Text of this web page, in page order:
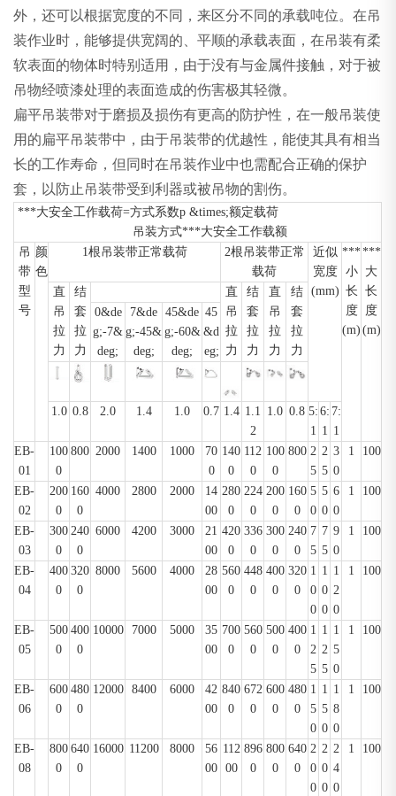
外，还可以根据宽度的不同，来区分不同的承载吨位。在吊
装作业时，能够提供宽阔的、平顺的承载表面，在吊装有柔
软表面的物体时特别适用，由于没有与金属件接触，对于被
吊物经喷漆处理的表面造成的伤害极其轻微。
扁平吊装带对于磨损及损伤有更高的防护性，在一般吊装使
用的扁平吊装带中，由于吊装带的优越性，能使其具有相当
长的工作寿命，但同时在吊装作业中也需配合正确的保护
套，以防止吊装带受到利器或被吊物的割伤。
***大安全工作载荷=方式系数p&times;额定载荷
吊装方式***大安全工作载额
吊
带
型
号
颜
色
1根吊装带正常载荷
2根吊装带正常
载荷
近似
宽度
(mm)
***
小
长
度
(m)
***
大
长
度
(m)
直
吊
拉
力
结
套
拉
力
直
吊
拉
力
结
套
拉
力
直
吊
拉
力
结
套
拉
力
0&de
g;-7&
deg;
7&de
g;-45&
deg;
45&de
g;-60&
deg;
45
&d
eg;
1.0 0.8 2.0 1.4 1.0 0.7 1.4 1.1
2
1.0 0.8 5:
1
6:
1
7:
1
EB-
01
100
0
800 2000 1400 1000
70
0
140
0
112
0
100
0
800 2
5
2
5
3
0
1 100
EB-
02
200
0
160
0
4000 2800 2000
14
00
280
0
224
0
200
0
160
0
5
0
5
0
6
0
1 100
EB-
03
300
0
240
0
6000 4200 3000
21
00
420
0
336
0
300
0
240
0
7
5
7
5
9
0
1 100
EB-
04
400
0
320
0
8000 5600 4000
28
00
560
0
448
0
400
0
320
0
1
0
0
1
0
0
1
2
0
1 100
EB-
05
500
0
400
0
10000 7000 5000
35
00
700
0
560
0
500
0
400
0
1
2
5
1
2
5
1
5
0
1 100
EB-
06
600
0
480
0
12000 8400 6000
42
00
840
0
672
0
600
0
480
0
1
5
0
1
5
0
1
8
0
1 100
EB-
08
800
0
640
0
16000 11200 8000
56
00
112
00
896
0
800
0
640
0
2
0
0
2
0
0
2
4
0
1 100